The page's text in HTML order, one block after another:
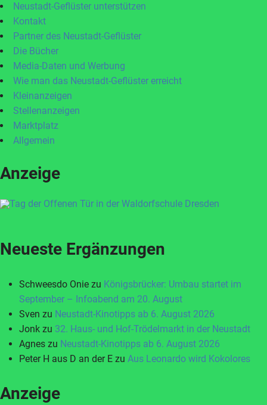
Neustadt-Geflüster unterstützen
Kontakt
Partner des Neustadt-Geflüster
Die Bücher
Media-Daten und Werbung
Wie man das Neustadt-Geflüster erreicht
Kleinanzeigen
Stellenanzeigen
Marktplatz
Allgemein
Anzeige
Neueste Ergänzungen
Schweesdo Onie zu Königsbrücker: Umbau startet im
September – Infoabend am 20. August
Sven zu Neustadt-Kinotipps ab 6. August 2026
Jonk zu 32. Haus- und Hof-Trödelmarkt in der Neustadt
Agnes zu Neustadt-Kinotipps ab 6. August 2026
Peter H aus D an der E zu Aus Leonardo wird Kokolores
Anzeige